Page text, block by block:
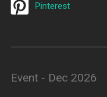
Pinterest
Event - Dec 2026